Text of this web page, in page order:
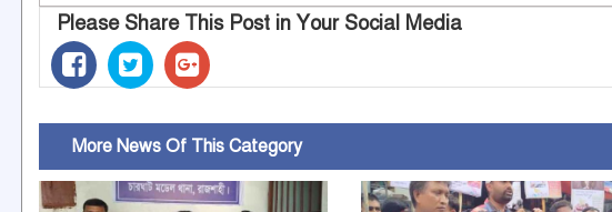
Please Share This Post in Your Social Media
More News Of This Category